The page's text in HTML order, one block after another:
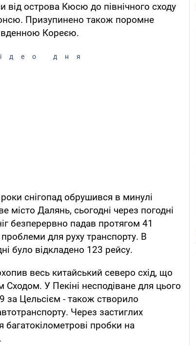
від острова Кюсю до північного сходу
Призупинено також поромне
Кореєю.
дня
снігопад обрушився в минулі
місто Далянь, сьогодні через погодні
безперервно падав протягом 41
для руху транспорту. В
було відкладено 123 рейсу.
весь китайський cеверо схід, що
У Пекіні несподіване для цього
за Цельсієм - також створило
Через застиглих
багатокілометрові пробки на